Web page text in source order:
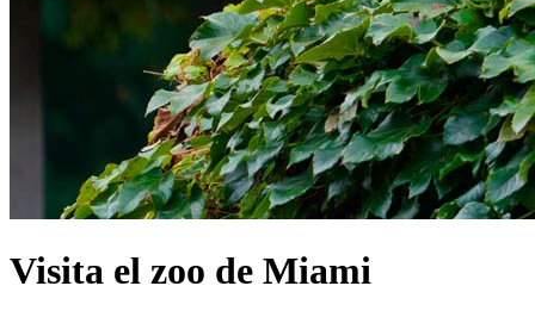
Visita el zoo de Miami